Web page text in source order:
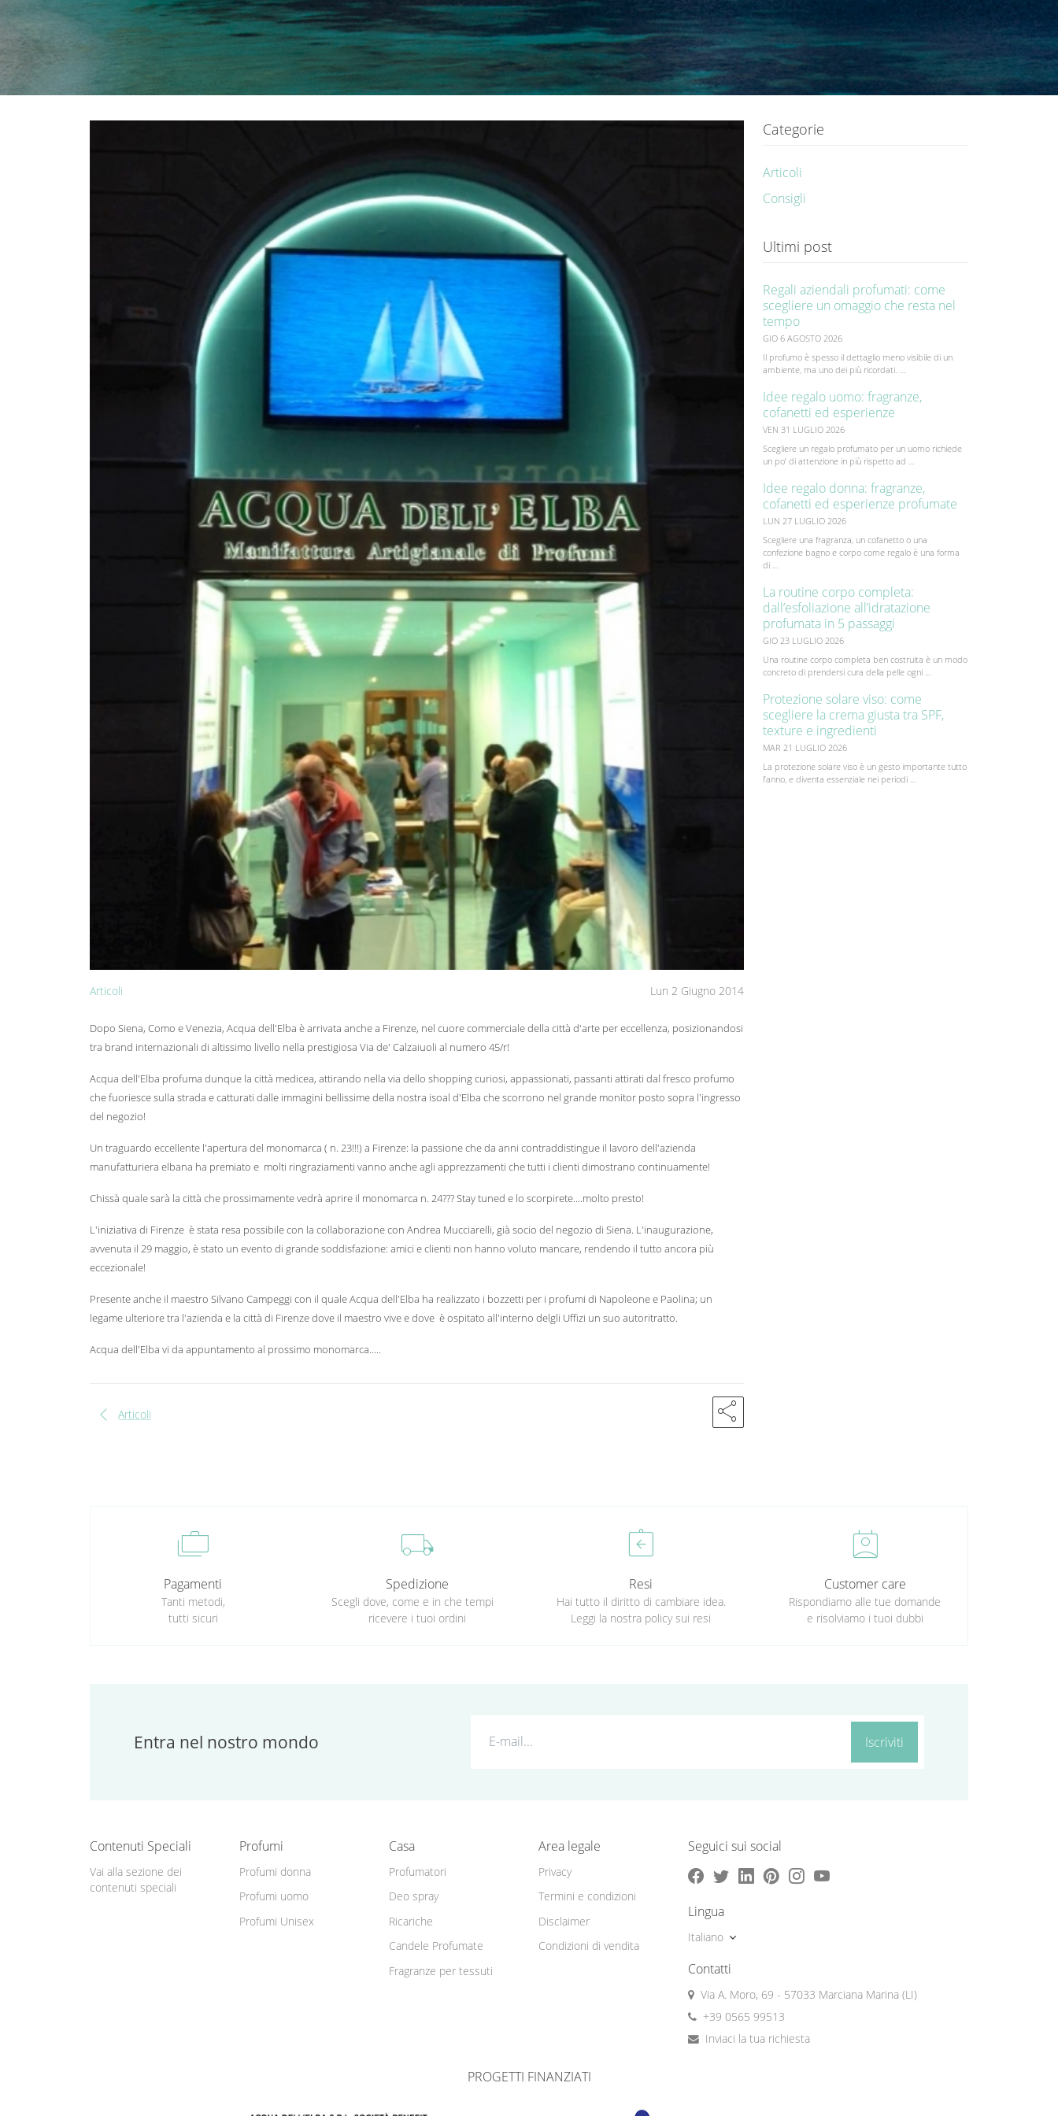
Lun 2 Giugno 2014
Articoli
Dopo Siena, Como e Venezia, Acqua dell'Elba è arrivata anche a Firenze, nel cuore commerciale della città d'arte per eccellenza, posizionandosi
tra brand internazionali di altissimo livello nella prestigiosa Via de' Calzaiuoli al numero 45/r!
Acqua dell'Elba profuma dunque la città medicea, attirando nella via dello shopping curiosi, appassionati, passanti attirati dal fresco profumo
che fuoriesce sulla strada e catturati dalle immagini bellissime della nostra isoal d'Elba che scorrono nel grande monitor posto sopra l'ingresso
del negozio!
Un traguardo eccellente l'apertura del monomarca ( n. 23!!!) a Firenze: la passione che da anni contraddistingue il lavoro dell'azienda
manufatturiera elbana ha premiato e molti ringraziamenti vanno anche agli apprezzamenti che tutti i clienti dimostrano continuamente!
Chissà quale sarà la città che prossimamente vedrà aprire il monomarca n. 24??? Stay tuned e lo scorpirete....molto presto!
L'iniziativa di Firenze è stata resa possibile con la collaborazione con Andrea Mucciarelli, già socio del negozio di Siena. L'inaugurazione,
avvenuta il 29 maggio, è stato un evento di grande soddisfazione: amici e clienti non hanno voluto mancare, rendendo il tutto ancora più
eccezionale!
Presente anche il maestro Silvano Campeggi con il quale Acqua dell'Elba ha realizzato i bozzetti per i profumi di Napoleone e Paolina; un
legame ulteriore tra l'azienda e la città di Firenze dove il maestro vive e dove è ospitato all'interno delgli Uffizi un suo autoritratto.
Acqua dell'Elba vi da appuntamento al prossimo monomarca.....
chevron_left Articoli share
Categorie
Articoli
Consigli
Ultimi post
Regali aziendali profumati: come
scegliere un omaggio che resta nel
tempo
GIO 6 AGOSTO 2026
Il profumo è spesso il dettaglio meno visibile di un
ambiente, ma uno dei più ricordati. …
Idee regalo uomo: fragranze,
cofanetti ed esperienze
VEN 31 LUGLIO 2026
Scegliere un regalo profumato per un uomo richiede
un po’ di attenzione in più rispetto ad …
Idee regalo donna: fragranze,
cofanetti ed esperienze profumate
LUN 27 LUGLIO 2026
Scegliere una fragranza, un cofanetto o una
confezione bagno e corpo come regalo è una forma
di …
La routine corpo completa:
dall’esfoliazione all’idratazione
profumata in 5 passaggi
GIO 23 LUGLIO 2026
Una routine corpo completa ben costruita è un modo
concreto di prendersi cura della pelle ogni …
Protezione solare viso: come
scegliere la crema giusta tra SPF,
texture e ingredienti
MAR 21 LUGLIO 2026
La protezione solare viso è un gesto importante tutto
l’anno, e diventa essenziale nei periodi …
cases
Pagamenti
Tanti metodi,
tutti sicuri
local_shipping
Spedizione
Scegli dove, come e in che tempi
ricevere i tuoi ordini
assignment_return
Resi
Hai tutto il diritto di cambiare idea.
Leggi la nostra policy sui resi
perm_contact_calendar
Customer care
Rispondiamo alle tue domande
e risolviamo i tuoi dubbi
Entra nel nostro mondo Iscriviti
Contenuti Speciali
Vai alla sezione dei
contenuti speciali
Profumi
Profumi donna
Profumi uomo
Profumi Unisex
Casa
Profumatori
Deo spray
Ricariche
Candele Profumate
Fragranze per tessuti
Area legale
Privacy
Termini e condizioni
Disclaimer
Condizioni di vendita
Seguici sui social
Lingua
Italiano
Contatti
Via A. Moro, 69 - 57033 Marciana Marina (LI)
+39 0565 99513
Inviaci la tua richiesta
PROGETTI FINANZIATI